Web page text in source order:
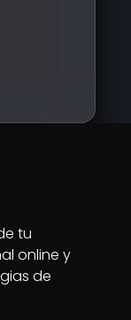
tu
online y
de